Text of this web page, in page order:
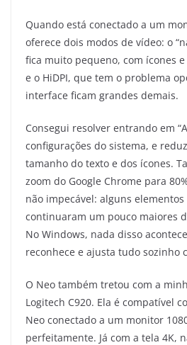
Quando está conectado a um
oferece dois modos de vídeo: o
fica muito pequeno, com ícones
e o HiDPI, que tem o problema
interface ficam grandes demais.
Consegui resolver entrando em
configurações do sistema, e
tamanho do texto e dos ícones.
zoom do Google Chrome para
não impecável: alguns
continuaram um pouco maiores
No Windows, nada disso
reconhece e ajusta tudo sozinho
O Neo também tretou com a
Logitech C920. Ela é compatível
Neo conectado a um monitor
perfeitamente. Já com a tela 4K,